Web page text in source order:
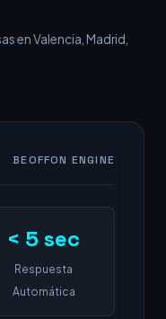
en Valencia, Madrid,
BEOFFON ENGINE
< 5 sec
Respuesta
Automática